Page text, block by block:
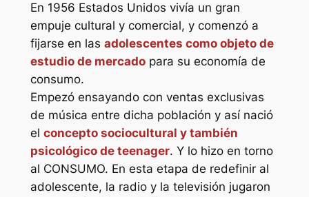
En 1956 Estados Unidos vivía un gran
empuje cultural y comercial, y comenzó a
fijarse en las adolescentes como objeto de
estudio de mercadopara su economía de
consumo.
Empezó ensayando con ventas exclusivas
de música entre dicha población y así nació
el concepto sociocultural y también
psicológico de teenager. Y lo hizo en torno
al CONSUMO. En esta etapa de redefinir al
adolescente, la radio y la televisión jugaron